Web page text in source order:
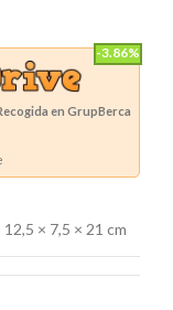
-3.86%
en GrupBerca
12,5 × 7,5 × 21 cm